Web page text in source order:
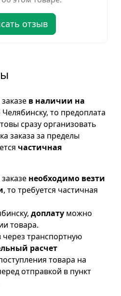
отзыв
в наличии на
Челябинску, то предоплата
сразу организовать
заказа за пределы
частичная
необходимо везти
, то требуется частичная
доплату можно
товара.
через транспортную
расчет
товара на
отправкой в пункт